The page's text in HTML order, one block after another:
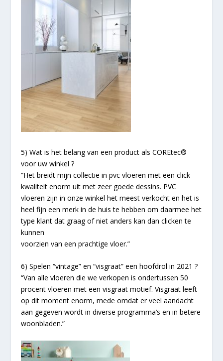
5) Wat is het belang van een product als COREtec®
voor uw winkel ?
“Het breidt mijn collectie in pvc vloeren met een click
kwaliteit enorm uit met zeer goede dessins. PVC
vloeren zijn in onze winkel het meest verkocht en het is
heel fijn een merk in de huis te hebben om daarmee het
type klant dat graag of niet anders kan dan clicken te
kunnen
voorzien van een prachtige vloer.”
6) Spelen “vintage” en “visgraat” een hoofdrol in 2021 ?
“Van alle vloeren die we verkopen is ondertussen 50
procent vloeren met een visgraat motief. Visgraat leeft
op dit moment enorm, mede omdat er veel aandacht
aan gegeven wordt in diverse programma’s en in betere
woonbladen.”